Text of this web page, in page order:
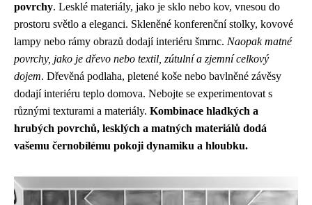
povrchy. Lesklé materiály, jako je sklo nebo kov, vnesou do
prostoru světlo a eleganci. Skleněné konferenční stolky, kovové
lampy nebo rámy obrazů dodají interiéru šmrnc. Naopak matné
povrchy, jako je dřevo nebo textil, zútulní a zjemní celkový
dojem. Dřevěná podlaha, pletené koše nebo bavlněné závěsy
dodají interiéru teplo domova. Nebojte se experimentovat s
různými texturami a materiály. Kombinace hladkých a
hrubých povrchů, lesklých a matných materiálů dodá
vašemu černobílému pokoji dynamiku a hloubku.